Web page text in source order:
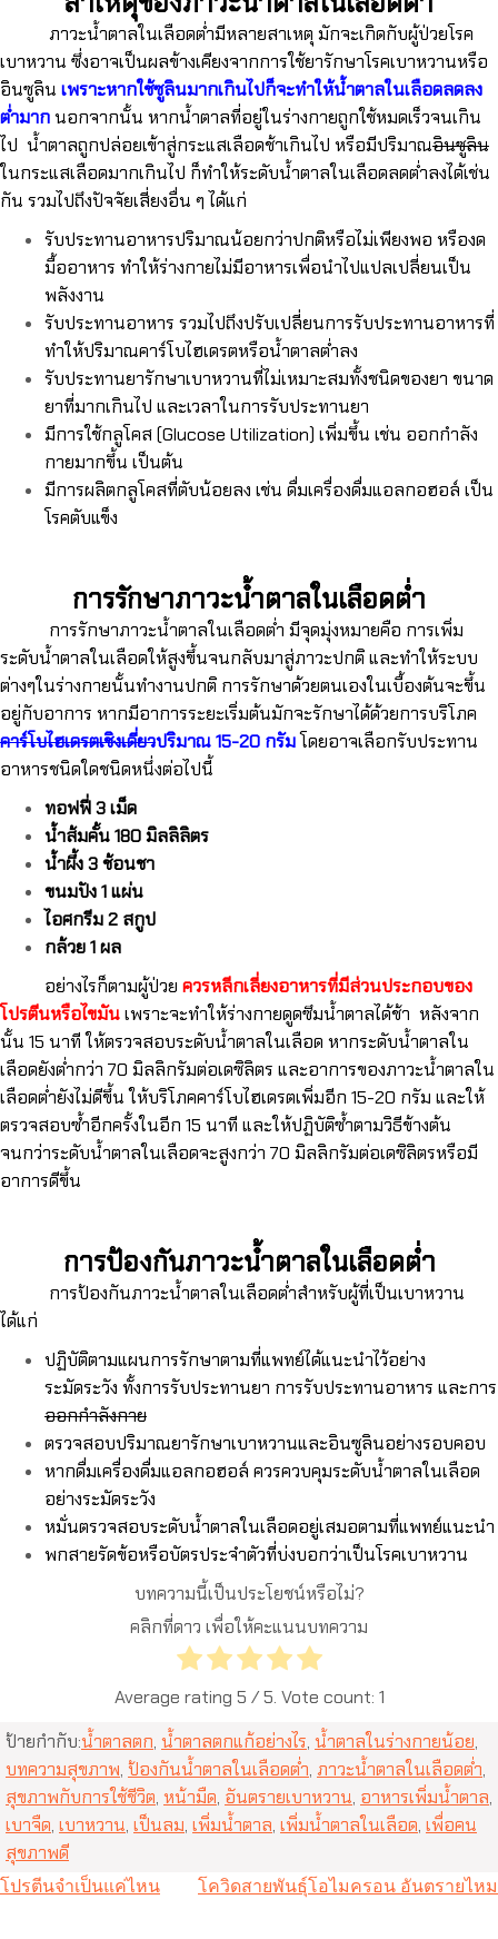
ภาวะน้ำตาลในเลือดต่ำมีหลายสาเหตุ มักจะเกิดกับผู้ป่วยโรค
เบาหวาน ซึ่งอาจเป็นผลข้างเคียงจากการใช้ยารักษาโรคเบาหวานหรือ
อินซูลิน เพราะหากใช้ซูลินมากเกินไปก็จะทำให้น้ำตาลในเลือดลดลง
ต่ำมากนอกจากนั้น หากน้ำตาลที่อยู่ในร่างกายถูกใช้หมดเร็วจนเกิน
ไป น้ำตาลถูกปล่อยเข้าสู่กระแสเลือดช้าเกินไป หรือมีปริมาณอินซูลิน
ในกระแสเลือดมากเกินไป ก็ทำให้ระดับน้ำตาลในเลือดลดต่ำลงได้เช่น
กัน รวมไปถึงปัจจัยเสี่ยงอื่น ๆ ได้แก่
รับประทานอาหารปริมาณน้อยกว่าปกติหรือไม่เพียงพอ หรืองด
มื้ออาหาร ทำให้ร่างกายไม่มีอาหารเพื่อนำไปแปลเปลี่ยนเป็น
พลังงาน
รับประทานอาหาร รวมไปถึงปรับเปลี่ยนการรับประทานอาหารที่
ทำให้ปริมาณคาร์โบไฮเดรตหรือน้ำตาลต่ำลง
รับประทานยารักษาเบาหวานที่ไม่เหมาะสมทั้งชนิดของยา ขนาด
ยาที่มากเกินไป และเวลาในการรับประทานยา
มีการใช้กลูโคส (Glucose Utilization) เพิ่มขึ้น เช่น ออกกำลัง
กายมากขึ้น เป็นต้น
มีการผลิตกลูโคสที่ตับน้อยลง เช่น ดื่มเครื่องดื่มแอลกอฮอล์ เป็น
โรคตับแข็ง
การรักษาภาวะน้ำตาลในเลือดต่ำ
การรักษาภาวะน้ำตาลในเลือดต่ำ มีจุดมุ่งหมายคือ การเพิ่ม
ระดับน้ำตาลในเลือดให้สูงขึ้นจนกลับมาสู่ภาวะปกติ และทำให้ระบบ
ต่างๆในร่างกายนั้นทำงานปกติ การรักษาด้วยตนเองในเบื้องต้นจะขึ้น
อยู่กับอาการ หากมีอาการระยะเริ่มต้นมักจะรักษาได้ด้วยการบริโภค
คาร์โบไฮเดรตเชิงเดี่ยวปริมาณ 15-20 กรัมโดยอาจเลือกรับประทาน
อาหารชนิดใดชนิดหนึ่งต่อไปนี้
ทอฟฟี่ 3 เม็ด
น้ำส้มคั้น 180 มิลลิลิตร
น้ำผึ้ง 3 ช้อนชา
ขนมปัง 1 แผ่น
ไอศกรีม 2 สกูป
กล้วย 1 ผล
อย่างไรก็ตามผู้ป่วย ควรหลีกเลี่ยงอาหารที่มีส่วนประกอบของ
โปรตีนหรือไขมันเพราะจะทำให้ร่างกายดูดซึมน้ำตาลได้ช้า หลังจาก
นั้น 15 นาที ให้ตรวจสอบระดับน้ำตาลในเลือด หากระดับน้ำตาลใน
เลือดยังต่ำกว่า 70 มิลลิกรัมต่อเดซิลิตร และอาการของภาวะน้ำตาลใน
เลือดต่ำยังไม่ดีขึ้น ให้บริโภคคาร์โบไฮเดรตเพิ่มอีก 15-20 กรัม และให้
ตรวจสอบซ้ำอีกครั้งในอีก 15 นาที และให้ปฏิบัติซ้ำตามวิธีข้างต้น
จนกว่าระดับน้ำตาลในเลือดจะสูงกว่า 70 มิลลิกรัมต่อเดซิลิตรหรือมี
อาการดีขึ้น
การป้องกันภาวะน้ำตาลในเลือดต่ำ
การป้องกันภาวะน้ำตาลในเลือดต่ำสำหรับผู้ที่เป็นเบาหวาน
ได้แก่
ปฏิบัติตามแผนการรักษาตามที่แพทย์ได้แนะนำไว้อย่าง
ระมัดระวัง ทั้งการรับประทานยา การรับประทานอาหาร และการ
ออกกำลังกาย
ตรวจสอบปริมาณยารักษาเบาหวานและอินซูลินอย่างรอบคอบ
หากดื่มเครื่องดื่มแอลกอฮอล์ ควรควบคุมระดับน้ำตาลในเลือด
อย่างระมัดระวัง
หมั่นตรวจสอบระดับน้ำตาลในเลือดอยู่เสมอตามที่แพทย์แนะนำ
พกสายรัดข้อหรือบัตรประจำตัวที่บ่งบอกว่าเป็นโรคเบาหวาน
บทความนี้เป็นประโยชน์หรือไม่?
คลิกที่ดาว เพื่อให้คะแนนบทความ
Average rating 5 / 5. Vote count: 1
ป้ายกำกับ:น้ำตาลตก, น้ำตาลตกแก้อย่างไร, น้ำตาลในร่างกายน้อย,
บทความสุขภาพ, ป้องกันน้ำตาลในเลือดต่ำ, ภาวะน้ำตาลในเลือดต่ำ,
สุขภาพกับการใช้ชีวิต, หน้ามืด, อันตรายเบาหวาน, อาหารเพิ่มน้ำตาล,
เบาจืด, เบาหวาน, เป็นลม, เพิ่มน้ำตาล, เพิ่มน้ำตาลในเลือด, เพื่อคน
สุขภาพดี
แนะแนว
โปรตีนจำเป็นแค่ไหน โควิดสายพันธุ์โอไมครอน อันตรายไหม